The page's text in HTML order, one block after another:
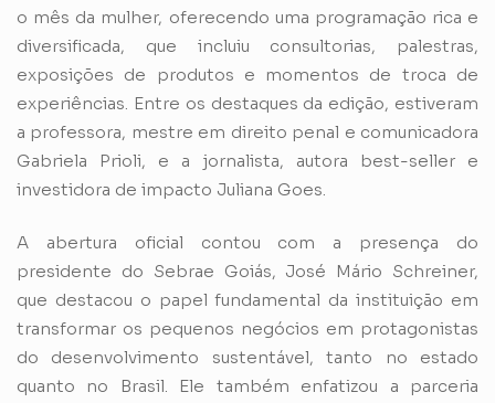
o mês da mulher, oferecendo uma programação rica e
diversificada, que incluiu consultorias, palestras,
exposições de produtos e momentos de troca de
experiências. Entre os destaques da edição, estiveram
a professora, mestre em direito penal e comunicadora
Gabriela Prioli, e a jornalista, autora best-seller e
investidora de impacto Juliana Goes.
A abertura oficial contou com a presença do
presidente do Sebrae Goiás, José Mário Schreiner,
que destacou o papel fundamental da instituição em
transformar os pequenos negócios em protagonistas
do desenvolvimento sustentável, tanto no estado
quanto no Brasil. Ele também enfatizou a parceria